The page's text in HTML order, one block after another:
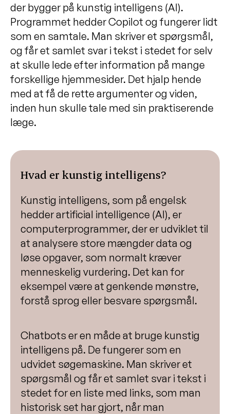
der bygger på kunstig intelligens (AI).
Programmet hedder Copilot og fungerer lidt
som en samtale. Man skriver et spørgsmål,
og får et samlet svar i tekst i stedet for selv
at skulle lede efter information på mange
forskellige hjemmesider. Det hjalp hende
med at få de rette argumenter og viden,
inden hun skulle tale med sin praktiserende
læge.
Hvad er kunstig intelligens?
Kunstig intelligens, som på engelsk
hedder artificial intelligence (AI), er
computerprogrammer, der er udviklet til
at analysere store mængder data og
løse opgaver, som normalt kræver
menneskelig vurdering. Det kan for
eksempel være at genkende mønstre,
forstå sprog eller besvare spørgsmål.
Chatbots er en måde at bruge kunstig
intelligens på. De fungerer som en
udvidet søgemaskine. Man skriver et
spørgsmål og får et samlet svar i tekst i
stedet for en liste med links, som man
historisk set har gjort, når man